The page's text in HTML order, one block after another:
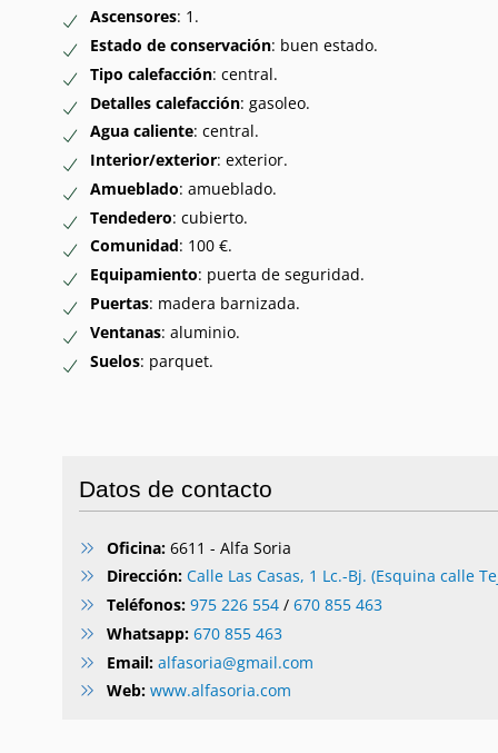
Ascensores: 1.
Estado de conservación: buen estado.
Tipo calefacción: central.
Detalles calefacción: gasoleo.
Agua caliente: central.
Interior/exterior: exterior.
Amueblado: amueblado.
Tendedero: cubierto.
Comunidad: 100 €.
Equipamiento: puerta de seguridad.
Puertas: madera barnizada.
Ventanas: aluminio.
Suelos: parquet.
Datos de contacto
Oficina:6611 - Alfa Soria
Dirección: Calle Las Casas, 1 Lc.-Bj. (Esquina calle
Teléfonos: 975 226 554/ 670 855 463
Whatsapp: 670 855 463
Email: alfasoria@gmail.com
Web: www.alfasoria.com